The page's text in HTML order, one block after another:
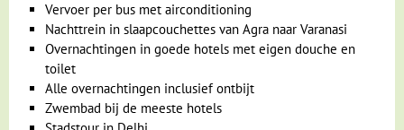
mensenrechtenactivist. Bij het graf brandt een eeuwige
vlam. 's Avonds verzamelen families zich rond de India Gate
om te eten en naar de vrolijk verlichte fonteinen te kijken.
Buiten het centrum zijn het graf van Humayun, de enorme
minaret Qutab Minar en de hypermoderne Bahai-tempel,
gebouwd in de vorm van een lotusbloem, de belangrijkste
Vervoer per bus met airconditioning
Nachttrein in slaapcouchettes van Agra naar Varanasi
Overnachtingen in goede hotels met eigen douche en
toilet
Alle overnachtingen inclusief ontbijt
Zwembad bij de meeste hotels